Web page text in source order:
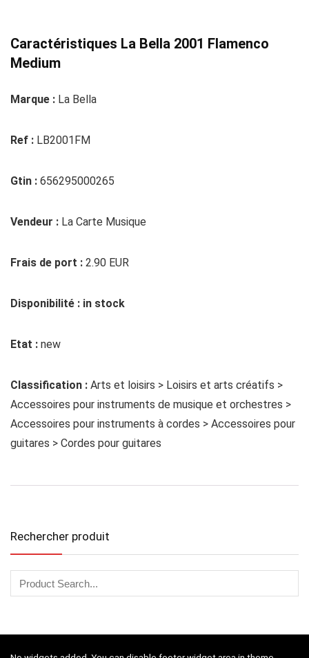
Caractéristiques La Bella 2001 Flamenco
Medium
Marque : La Bella
Ref : LB2001FM
Gtin : 656295000265
Vendeur : La Carte Musique
Frais de port : 2.90 EUR
Disponibilité : in stock
Etat : new
Classification : Arts et loisirs > Loisirs et arts créatifs >
Accessoires pour instruments de musique et orchestres >
Accessoires pour instruments à cordes > Accessoires pour
guitares > Cordes pour guitares
Rechercher produit